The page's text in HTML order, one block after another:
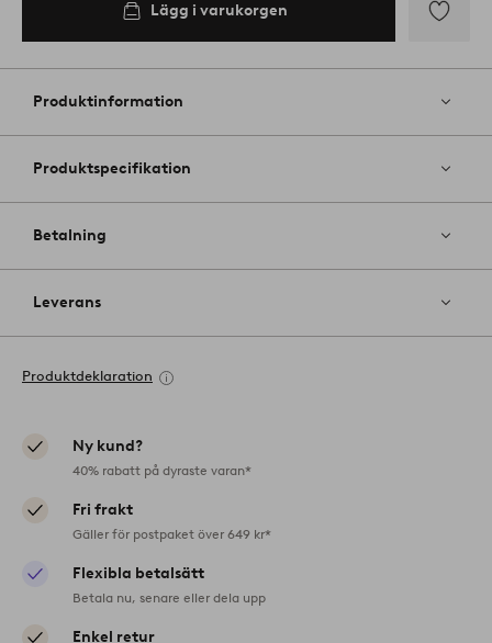
Lägg i varukorgen
till
favoriter
Produktinformation
Produktspecifikation
Betalning
Leverans
Produktdeklaration
Ny kund?
40% rabatt på dyraste varan*
Fri frakt
Gäller för postpaket över 649 kr*
Flexibla betalsätt
Betala nu, senare eller dela upp
Enkel retur